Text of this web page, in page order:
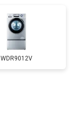
WDR9012V